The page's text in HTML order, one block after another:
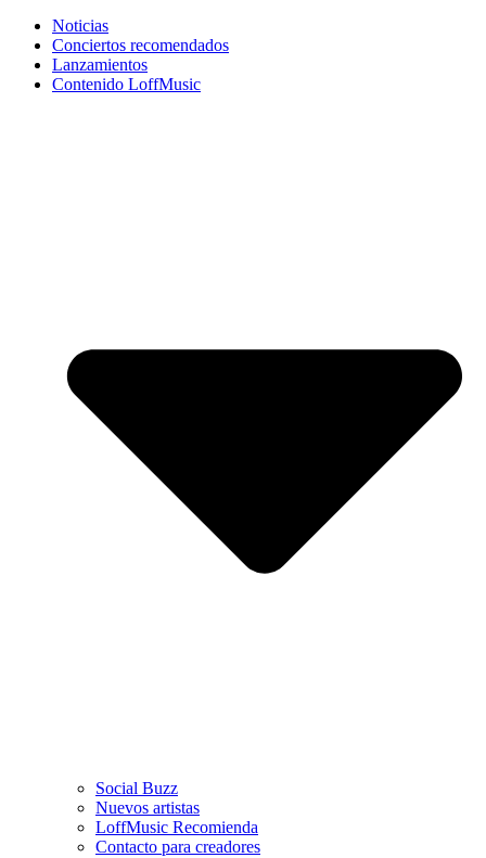
Noticias
Conciertos recomendados
Lanzamientos
Contenido LoffMusic
Social Buzz
Nuevos artistas
LoffMusic Recomienda
Contacto para creadores